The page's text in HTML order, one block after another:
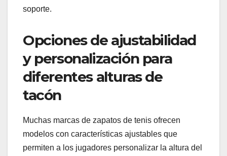
soporte.
Opciones de ajustabilidad
y personalización para
diferentes alturas de
tacón
Muchas marcas de zapatos de tenis ofrecen
modelos con características ajustables que
permiten a los jugadores personalizar la altura del